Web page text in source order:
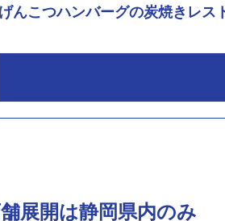
げんこつハンバーグの炭焼きレス
展開は静岡県内のみ